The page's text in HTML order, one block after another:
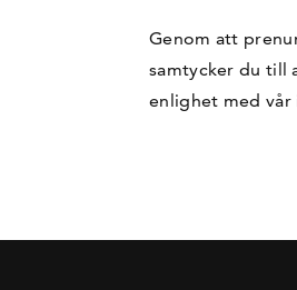
Genom att
samtycker du till
enlighet med vår